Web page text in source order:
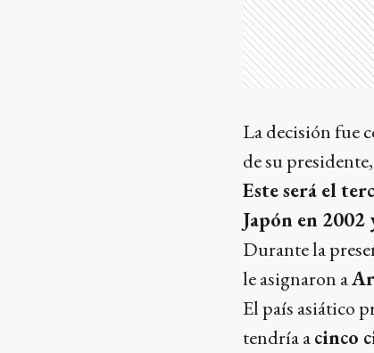
La decisión fue
de su
Este será el
Japón en
Durante la
le asignaron a
El país asiático
tendría acinco